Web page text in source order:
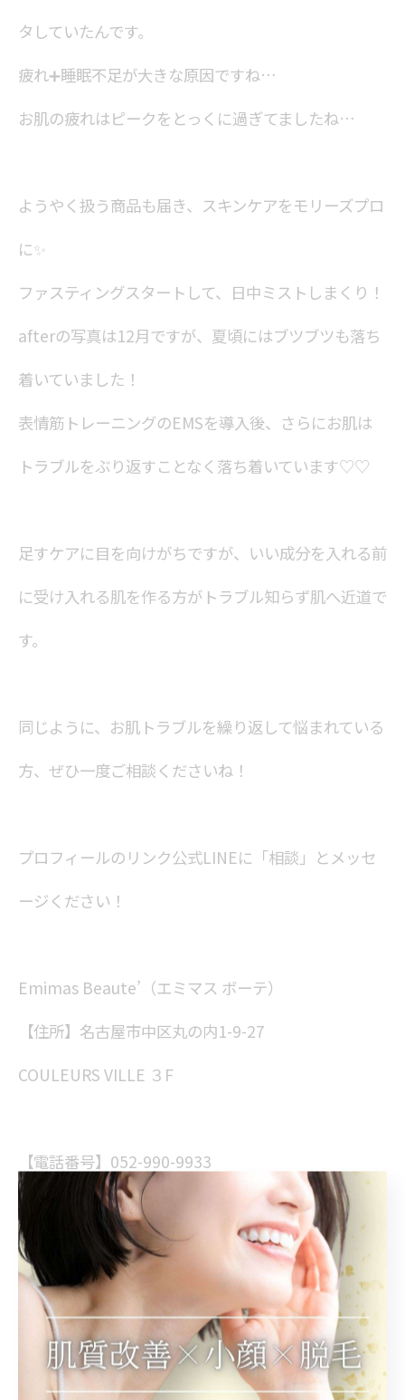
タしていたんです。
疲れ➕睡眠不足が大きな原因ですね…
お肌の疲れはピークをとっくに過ぎてましたね…
ようやく扱う商品も届き、スキンケアをモリーズプロ
に✨️
ファスティングスタートして、日中ミストしまくり！
afterの写真は12月ですが、夏頃にはブツブツも落ち
着いていました！
表情筋トレーニングのEMSを導入後、さらにお肌は
トラブルをぶり返すことなく落ち着いています♡♡
足すケアに目を向けがちですが、いい成分を入れる前
に受け入れる肌を作る方がトラブル知らず肌へ近道で
す。
同じように、お肌トラブルを繰り返して悩まれている
方、ぜひ一度ご相談くださいね！
プロフィールのリンク公式LINEに「相談」とメッセ
ージください！
Emimas Beaute’（エミマス ボーテ）
【住所】名古屋市中区丸の内1-9-27
COULEURS VILLE ３F
【電話番号】052-990-9933
【営業時間】
平日10:00～21:00
（最終受付時間19:00）
土日祝10:00～18:00